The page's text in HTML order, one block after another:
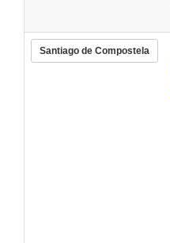
Santiago de Compostela